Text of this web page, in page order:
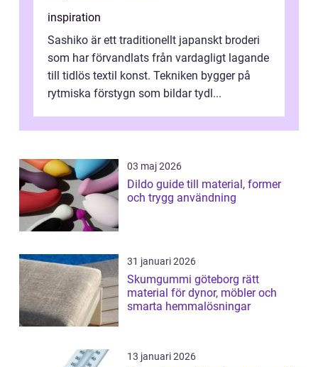
inspiration
Sashiko är ett traditionellt japanskt broderi
som har förvandlats från vardagligt lagande
till tidlös textil konst. Tekniken bygger på
rytmiska förstygn som bildar tydl...
03 maj 2026
Dildo guide till material, former
och trygg användning
31 januari 2026
Skumgummi göteborg rätt
material för dynor, möbler och
smarta hemmalösningar
13 januari 2026